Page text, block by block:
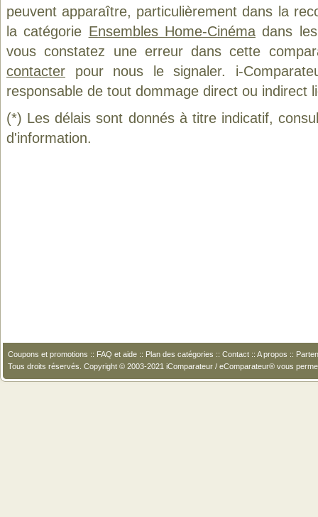
peuvent apparaître, particulièrement dans la
la catégorie Ensembles Home-Cinémadans les
vous constatez une erreur dans cette
contacter pour nous le signaler. i-
responsable de tout dommage direct ou indirect
(*) Les délais sont donnés à titre indicatif,
d'information.
Coupons et promotions :: FAQ et aide :: Plan des catégories :: Contact :: A propos ::
Tous droits réservés. Copyright © 2003-2021 iComparateur / eComparateur® vous